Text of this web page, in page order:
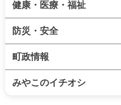
健康・医療・福祉
防災・安全
町政情報
みやこのイチオシ